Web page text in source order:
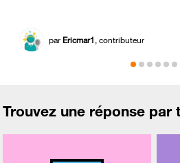
par Ericmar1, contributeur
Trouvez une réponse par